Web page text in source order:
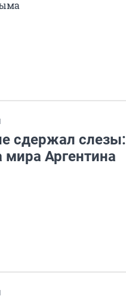
сдержал слезы:
Аргентина